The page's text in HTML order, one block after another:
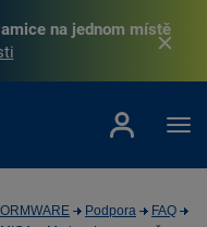
na jednom místě
Podpora
FAQ